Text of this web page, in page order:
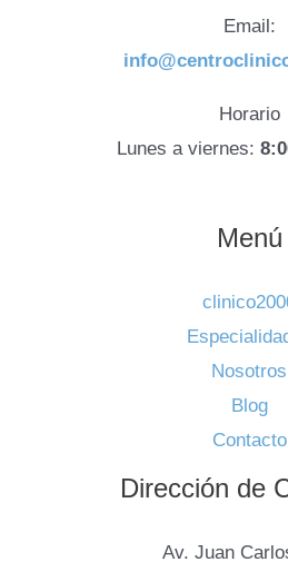
Email:
Horario
Lunes a viernes:
Menú
Nosotros
Blog
Contacto
Dirección de
Av. Juan